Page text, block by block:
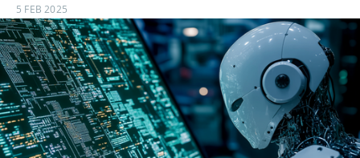
5 FEB 2025